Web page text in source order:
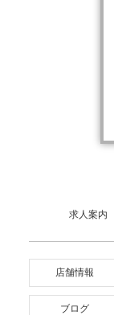
求人案内
店舗情報
ブログ